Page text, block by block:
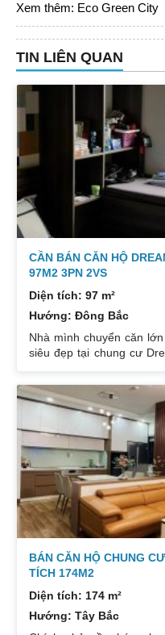
Xem thêm: Eco Green City
TIN LIÊN QUAN
CẦN BÁN CĂN HỘ
97M2 3PN 2VS
Diện tích: 97 m²
Hướng: Đông Bắc
Nhà mình chuyển căn
siêu đẹp tại chung cư
hợp lý các phòng đều
cửa Bắc. Ban công Tây.
mát. Nhà nguyên Bản
đẹp. Liên hệ : 0832133366
BÁN CĂN HỘ CHUNG
TÍCH 174M2
Diện tích: 174 m²
Hướng: Tây Bắc